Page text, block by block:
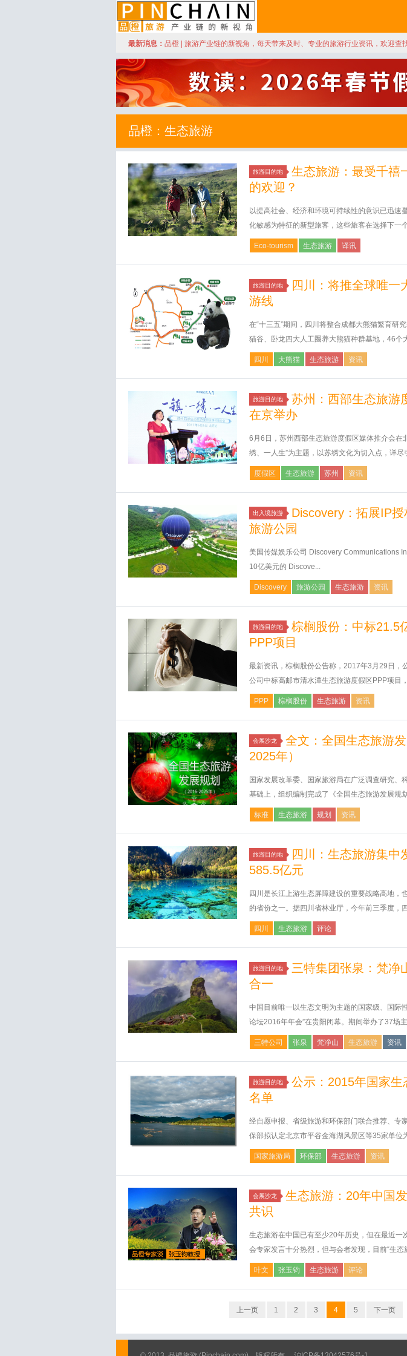
品橙旅游
最新消息： 品橙 | 旅游产业链的新视角，每天带来及时、专业的旅游行业资讯，欢迎查
品橙：生态旅游
旅游目的地
生态旅游：最受千禧
的欢迎？
以提高社会、经济和环境可持续性的意识已迅速
化敏感为特征的新型旅客，这些旅客在选择下一
Eco-tourism 生态旅游 译讯
旅游目的地
四川：将推全球唯一
游线
在“十三五”期间，四川将整合成都大熊猫繁育研
猫谷、卧龙四大人工圈养大熊猫种群基地，46个
四川 大熊猫 生态旅游 资讯
旅游目的地
苏州：西部生态旅游
在京举办
6月6日，苏州西部生态旅游度假区媒体推介会在
绣、一人生”为主题，以苏绣文化为切入点，详尽
度假区 生态旅游 苏州 资讯
出入境旅游
Discovery：拓展IP
旅游公园
美国传媒娱乐公司 Discovery Communications
10亿美元的 Discove...
Discovery 旅游公园 生态旅游 资讯
旅游目的地
棕榈股份：中标21.5
PPP项目
最新资讯，棕榈股份公告称，2017年3月29日，
公司中标高邮市清水潭生态旅游度假区PPP项目
PPP 棕榈股份 生态旅游 资讯
会展沙龙
全文：全国生态旅游
2025年）
国家发展改革委、国家旅游局在广泛调查研究、
基础上，组织编制完成了《全国生态旅游发展规
标准 生态旅游 规划 资讯
旅游目的地
四川：生态旅游集中
585.5亿元
四川是长江上游生态屏障建设的重要战略高地，
的省份之一。据四川省林业厅，今年前三季度，
四川 生态旅游 评论
旅游目的地
三特集团张泉：梵净
合一
中国目前唯一以生态文明为主题的国家级、国际
论坛2016年年会”在贵阳闭幕。期间举办了37场
三特公司 张泉 梵净山 生态旅游 资讯
旅游目的地
公示：2015年国家
名单
经自愿申报、省级旅游和环保部门联合推荐、专
保部拟认定北京市平谷金海湖风景区等35家单位
国家旅游局 环保部 生态旅游 资讯
会展沙龙
生态旅游：20年中国
共识
生态旅游在中国已有至少20年历史，但在最近一
会专家发言十分热烈，但与会者发现，目前“生态
叶文 张玉钧 生态旅游 评论
上一页 1 2 3 4 5 下一页